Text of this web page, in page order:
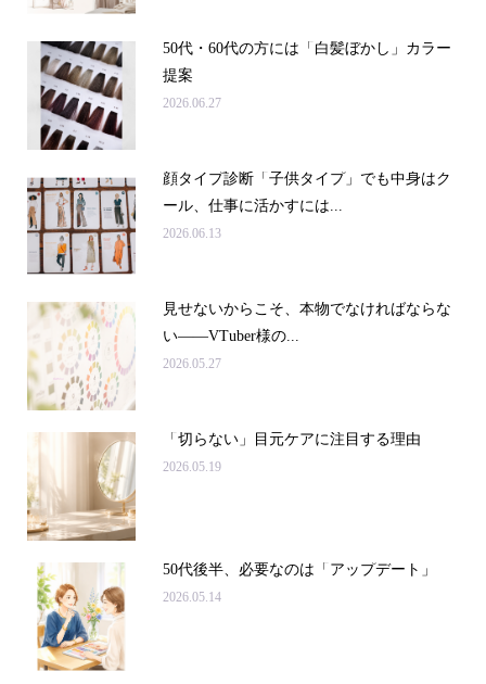
50代・60代の方には「白髪ぼかし」カラー
提案
2026.06.27
顔タイプ診断「子供タイプ」でも中身はク
ール、仕事に活かすには...
2026.06.13
見せないからこそ、本物でなければならな
い――VTuber様の...
2026.05.27
「切らない」目元ケアに注目する理由
2026.05.19
50代後半、必要なのは「アップデート」
2026.05.14